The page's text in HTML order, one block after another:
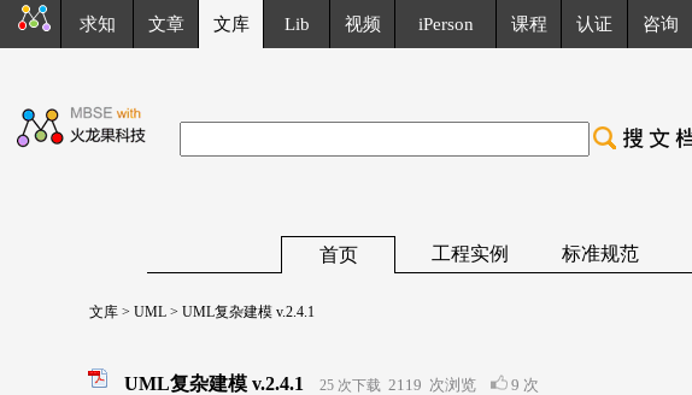
求知 文章 文库 Lib 视频 iPerson 课程 认证 咨询
首页 工程实例 标准规范
文库 > UML > UML复杂建模 v.2.4.1
UML复杂建模 v.2.4.1 25 次下载 2119 次浏览 9 次